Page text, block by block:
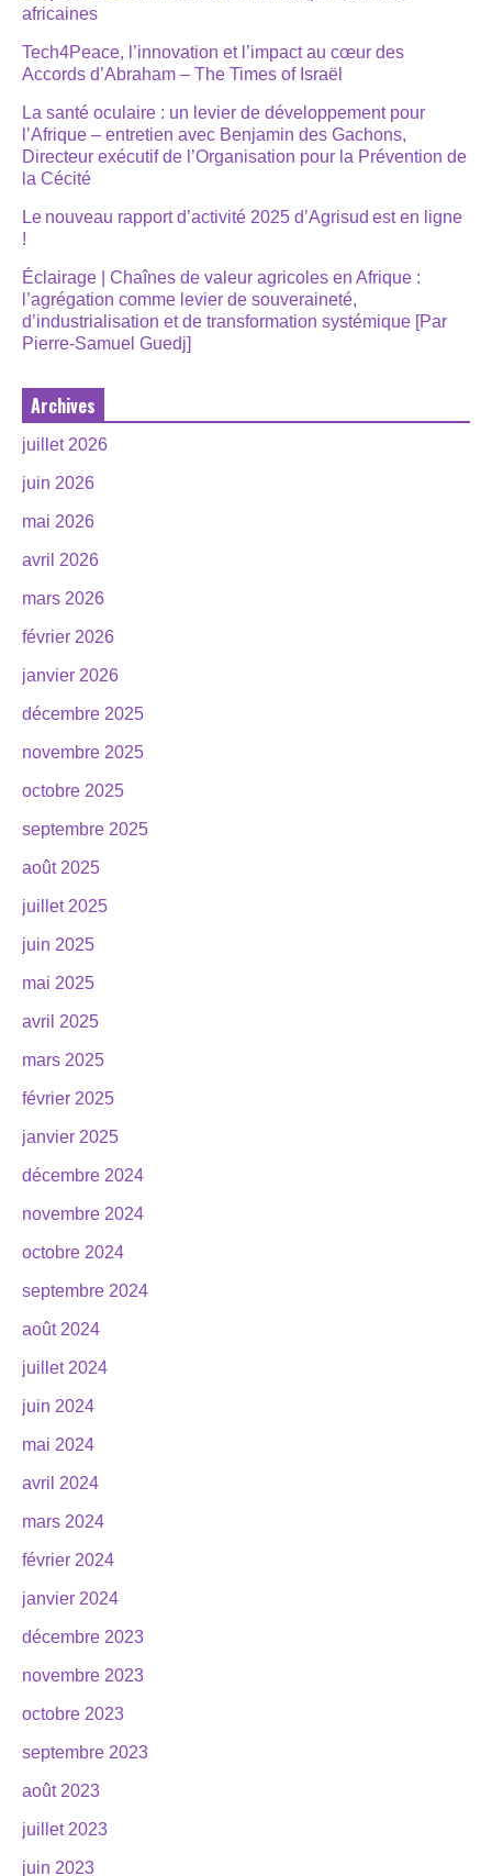
africaines
Tech4Peace, l’innovation et l’impact au cœur des
Accords d’Abraham – The Times of Israël
La santé oculaire : un levier de développement pour
l’Afrique – entretien avec Benjamin des Gachons,
Directeur exécutif de l’Organisation pour la Prévention de
la Cécité
Le nouveau rapport d’activité 2025 d’Agrisud est en ligne
!
Éclairage | Chaînes de valeur agricoles en Afrique :
l’agrégation comme levier de souveraineté,
d’industrialisation et de transformation systémique [Par
Pierre-Samuel Guedj]
Archives
juillet 2026
juin 2026
mai 2026
avril 2026
mars 2026
février 2026
janvier 2026
décembre 2025
novembre 2025
octobre 2025
septembre 2025
août 2025
juillet 2025
juin 2025
mai 2025
avril 2025
mars 2025
février 2025
janvier 2025
décembre 2024
novembre 2024
octobre 2024
septembre 2024
août 2024
juillet 2024
juin 2024
mai 2024
avril 2024
mars 2024
février 2024
janvier 2024
décembre 2023
novembre 2023
octobre 2023
septembre 2023
août 2023
juillet 2023
juin 2023